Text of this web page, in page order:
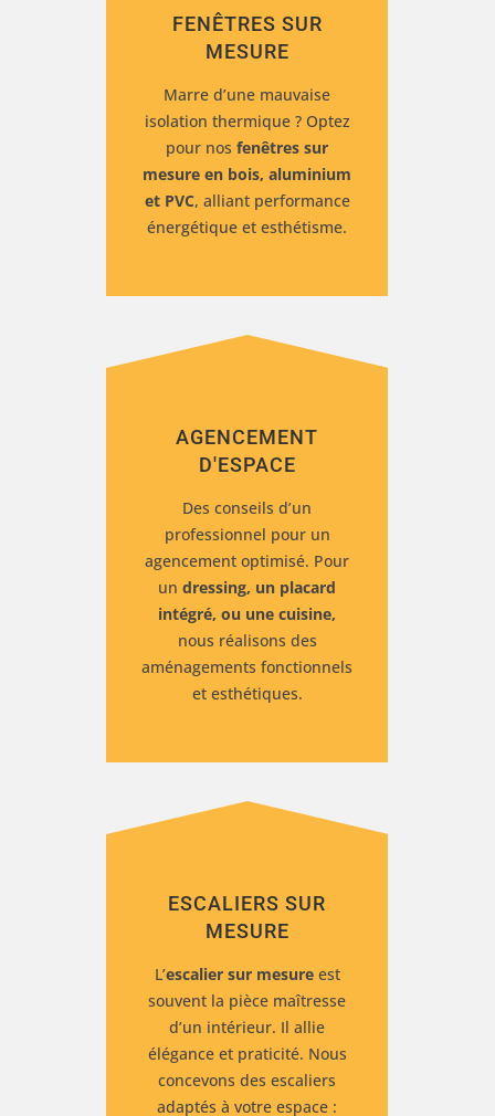
FENÊTRES SUR
MESURE
Marre d’une mauvaise
isolation thermique ? Optez
pour nosfenêtres sur
mesure en bois, aluminium
et PVC, alliant performance
énergétique et esthétisme.
AGENCEMENT
D'ESPACE
Des conseils d’un
professionnel pour un
agencement optimisé. Pour
undressing, un placard
intégré, ou une cuisine,
nous réalisons des
aménagements fonctionnels
et esthétiques.
ESCALIERS SUR
MESURE
L’escalier sur mesureest
souvent la pièce maîtresse
d’un intérieur. Il allie
élégance et praticité. Nous
concevons des escaliers
adaptés à votre espace :